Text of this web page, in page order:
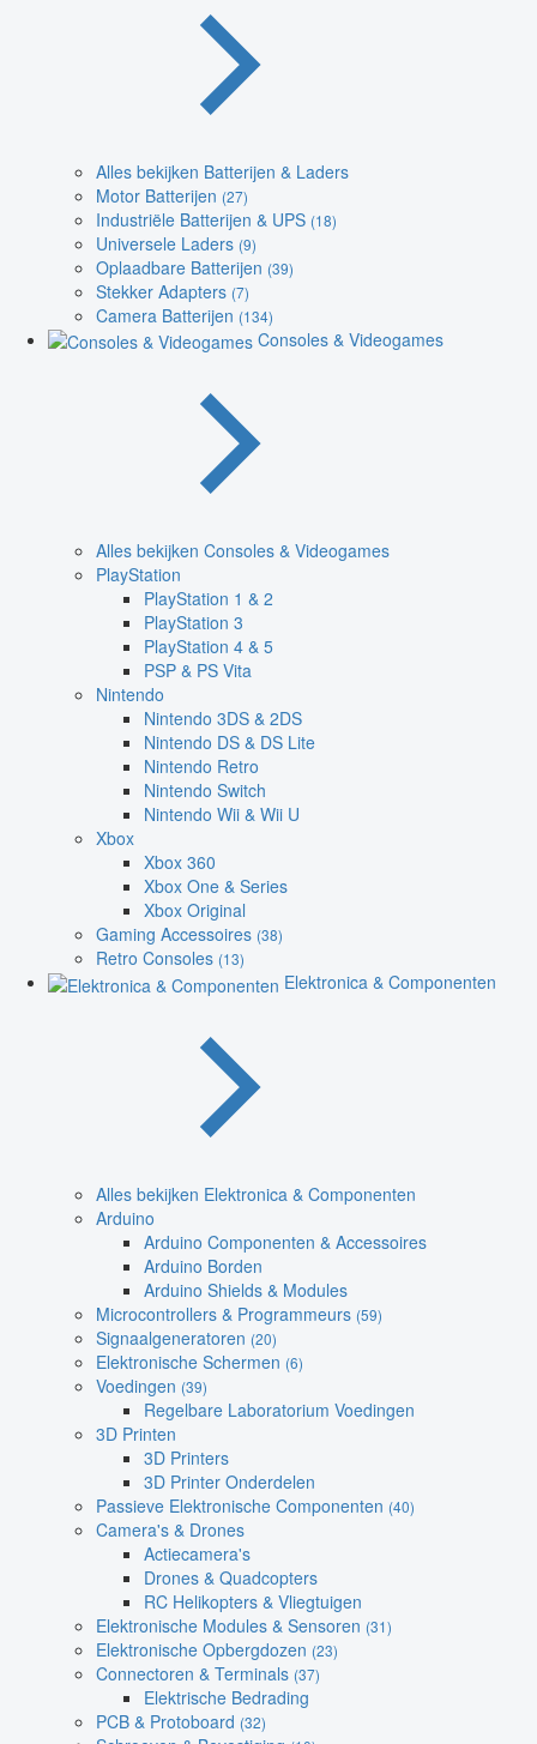
Alles bekijken Batterijen & Laders
Motor Batterijen (27)
Industriële Batterijen & UPS (18)
Universele Laders (9)
Oplaadbare Batterijen (39)
Stekker Adapters (7)
Camera Batterijen (134)
Consoles & Videogames
Alles bekijken Consoles & Videogames
PlayStation
PlayStation 1 & 2
PlayStation 3
PlayStation 4 & 5
PSP & PS Vita
Nintendo
Nintendo 3DS & 2DS
Nintendo DS & DS Lite
Nintendo Retro
Nintendo Switch
Nintendo Wii & Wii U
Xbox
Xbox 360
Xbox One & Series
Xbox Original
Gaming Accessoires (38)
Retro Consoles (13)
Elektronica & Componenten
Alles bekijken Elektronica & Componenten
Arduino
Arduino Componenten & Accessoires
Arduino Borden
Arduino Shields & Modules
Microcontrollers & Programmeurs (59)
Signaalgeneratoren (20)
Elektronische Schermen (6)
Voedingen (39)
Regelbare Laboratorium Voedingen
3D Printen
3D Printers
3D Printer Onderdelen
Passieve Elektronische Componenten (40)
Camera's & Drones
Actiecamera's
Drones & Quadcopters
RC Helikopters & Vliegtuigen
Elektronische Modules & Sensoren (31)
Elektronische Opbergdozen (23)
Connectoren & Terminals (37)
Elektrische Bedrading
PCB & Protoboard (32)